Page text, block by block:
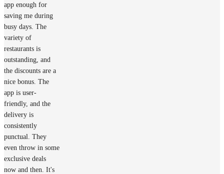
app enough for
saving me during
busy days. The
variety of
restaurants is
outstanding, and
the discounts are a
nice bonus. The
app is user-
friendly, and the
delivery is
consistently
punctual. They
even throw in some
exclusive deals
now and then. It's